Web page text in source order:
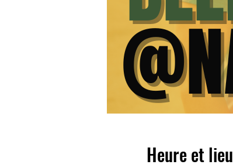
Heure et lieu